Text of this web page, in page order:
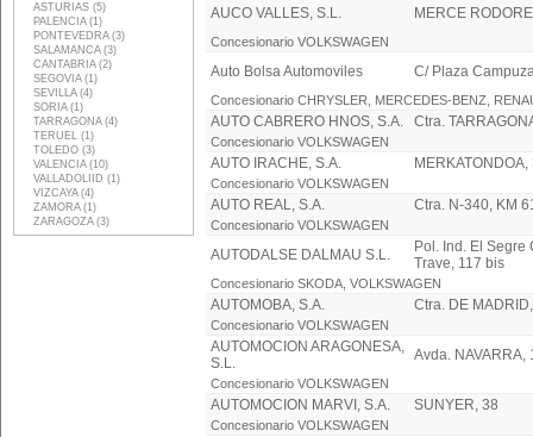
ASTURIAS (5)
PALENCIA (1)
PONTEVEDRA (3)
SALAMANCA (3)
CANTABRIA (2)
SEGOVIA (1)
SEVILLA (4)
SORIA (1)
TARRAGONA (4)
TERUEL (1)
TOLEDO (3)
VALENCIA (10)
VALLADOLIID (1)
VIZCAYA (4)
ZAMORA (1)
ZARAGOZA (3)
AUCO VALLES, S.L. MERCE
Concesionario VOLKSWAGEN
Auto Bolsa Automoviles C/ Plaza
Concesionario CHRYSLER, MERCEDES-BENZ,
AUTO CABRERO HNOS, S.A. Ctra.
Concesionario VOLKSWAGEN
AUTO IRACHE, S.A. MERKATONDOA,
Concesionario VOLKSWAGEN
AUTO REAL, S.A. Ctra. N-340, KM
Concesionario VOLKSWAGEN
AUTODALSE DALMAU S.L.
Pol. Ind. El Segre
Trave, 117 bis
Concesionario SKODA, VOLKSWAGEN
AUTOMOBA, S.A. Ctra. DE
Concesionario VOLKSWAGEN
AUTOMOCION ARAGONESA,
S.L.
Avda. NAVARRA,
Concesionario VOLKSWAGEN
AUTOMOCION MARVI, S.A. SUNYER, 38
Concesionario VOLKSWAGEN